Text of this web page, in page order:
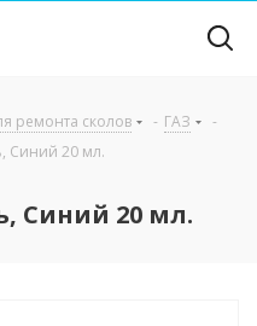
ремонта сколов - ГАЗ
-
Синий 20 мл.
Синий 20 мл.